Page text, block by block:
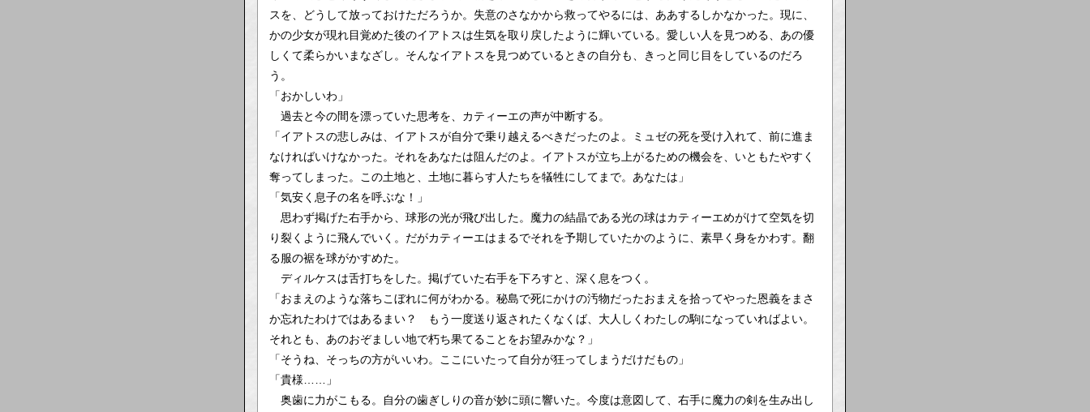
スを、どうして放っておけただろうか。失意のさなかから救ってやるには、ああするしかなかった。現に、
かの少女が現れ目覚めた後のイアトスは生気を取り戻したように輝いている。愛しい人を見つめる、あの優
しくて柔らかいまなざし。そんなイアトスを見つめているときの自分も、きっと同じ目をしているのだろ
う。
「おかしいわ」
過去と今の間を漂っていた思考を、カティーエの声が中断する。
「イアトスの悲しみは、イアトスが自分で乗り越えるべきだったのよ。ミュゼの死を受け入れて、前に進ま
なければいけなかった。それをあなたは阻んだのよ。イアトスが立ち上がるための機会を、いともたやすく
奪ってしまった。この土地と、土地に暮らす人たちを犠牲にしてまで。あなたは」
「気安く息子の名を呼ぶな！」
思わず掲げた右手から、球形の光が飛び出した。魔力の結晶である光の球はカティーエめがけて空気を切
り裂くように飛んでいく。だがカティーエはまるでそれを予期していたかのように、素早く身をかわす。翻
る服の裾を球がかすめた。
ディルケスは舌打ちをした。掲げていた右手を下ろすと、深く息をつく。
「おまえのような落ちこぼれに何がわかる。秘島で死にかけの汚物だったおまえを拾ってやった恩義をまさ
か忘れたわけではあるまい？ もう一度送り返されたくなくば、大人しくわたしの駒になっていればよい。
それとも、あのおぞましい地で朽ち果てることをお望みかな？」
「そうね、そっちの方がいいわ。ここにいたって自分が狂ってしまうだけだもの」
「貴様……」
奥歯に力がこもる。自分の歯ぎしりの音が妙に頭に響いた。今度は意図して、右手に魔力の剣を生み出し